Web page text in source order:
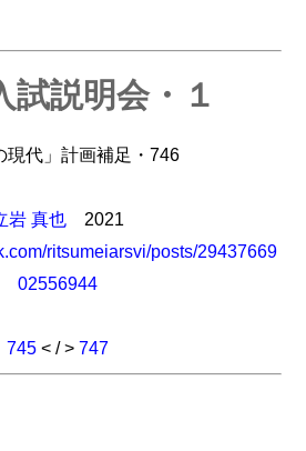
試説明会・１
現代」計画補足・746
岩 真也 2021
ritsumeiarsvi/posts/29437669
02556944
745 < / > 747